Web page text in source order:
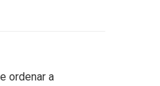
ordenar a